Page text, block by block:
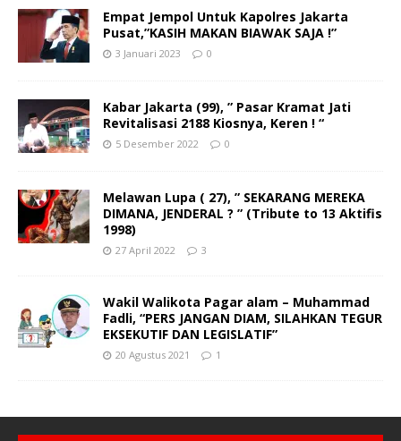
Empat Jempol Untuk Kapolres Jakarta
Pusat,”KASIH MAKAN BIAWAK SAJA !”
3 Januari 2023 0
Kabar Jakarta (99), ” Pasar Kramat Jati
Revitalisasi 2188 Kiosnya, Keren ! “
5 Desember 2022 0
Melawan Lupa ( 27), ” SEKARANG MEREKA
DIMANA, JENDERAL ? ” (Tribute to 13 Aktifis
1998)
27 April 2022 3
Wakil Walikota Pagar alam – Muhammad
Fadli, “PERS JANGAN DIAM, SILAHKAN TEGUR
EKSEKUTIF DAN LEGISLATIF”
20 Agustus 2021 1